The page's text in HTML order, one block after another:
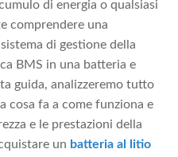
di energia o qualsiasi
comprendere una
di gestione della
BMS in una batteria e
guida, analizzeremo tutto
cosa fa a come funziona e
e le prestazioni della
un batteria al litio